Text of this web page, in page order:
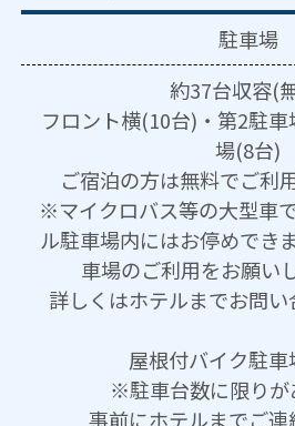
駐車場
約37台収容(
フロント横(10台)・第2駐
場(8台)
ご宿泊の方は無料でご利
※マイクロバス等の大型車
ル駐車場内にはお停めでき
車場のご利用をお願い
詳しくはホテルまでお問い
屋根付バイク駐車
※駐車台数に限りが
事前にホテルまでご連